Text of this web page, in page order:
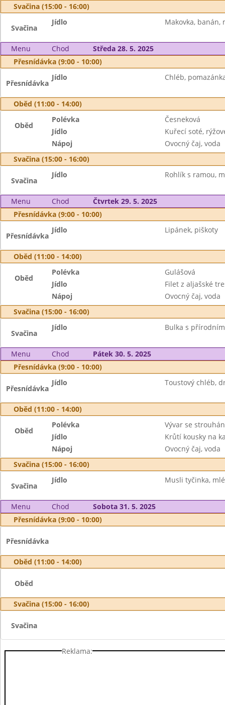
Svačina (15:00 - 16:00)
Svačina
Jídlo Makovka, banán,
Menu Chod
Středa 28. 5. 2025
Přesnídávka (9:00 - 10:00)
Přesnídávka
Jídlo Chléb,
Oběd (11:00 - 14:00)
Oběd
Polévka
Česneková
Jídlo
Kuřecí soté,
Nápoj
Ovocný čaj, voda
Svačina (15:00 - 16:00)
Svačina
Jídlo Rohlík s ramou,
Menu Chod
Čtvrtek 29. 5. 2025
Přesnídávka (9:00 - 10:00)
Přesnídávka
Jídlo Lipánek, piškoty
Oběd (11:00 - 14:00)
Oběd
Polévka
Gulášová
Jídlo
Filet z aljašské
Nápoj
Ovocný čaj, voda
Svačina (15:00 - 16:00)
Svačina
Jídlo Bulka s
Menu Chod
Pátek 30. 5. 2025
Přesnídávka (9:00 - 10:00)
Přesnídávka
Jídlo Toustový chléb,
Oběd (11:00 - 14:00)
Oběd
Polévka
Vývar se
Jídlo
Krůtí kousky na
Nápoj
Ovocný čaj, voda
Svačina (15:00 - 16:00)
Svačina
Jídlo Musli tyčinka,
Menu Chod
Sobota 31. 5. 2025
Přesnídávka (9:00 - 10:00)
Přesnídávka
Oběd (11:00 - 14:00)
Oběd
Svačina (15:00 - 16:00)
Svačina
Reklama: